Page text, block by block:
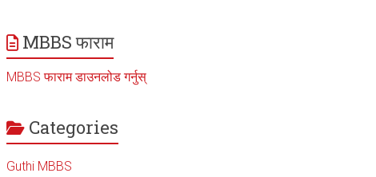
MBBS फाराम
MBBS फाराम डाउनलोड गर्नुस्
Categories
Guthi MBBS